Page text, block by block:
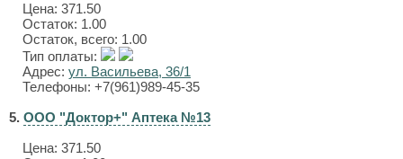
Цена: 371.50
Остаток: 1.00
Остаток, всего: 1.00
Тип оплаты:
Адрес: ул. Васильева, 36/1
Телефоны: +7(961)989-45-35
5. ООО "Доктор+" Аптека №13
Цена: 371.50